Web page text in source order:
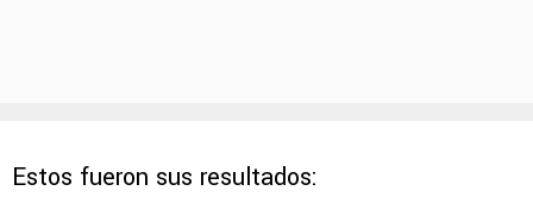
Estos fueron sus resultados: